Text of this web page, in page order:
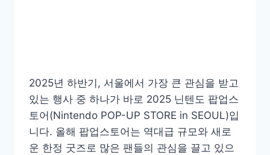
2025년 하반기, 서울에서 가장 큰 관심을 받고
있는 행사 중 하나가 바로 2025 닌텐도 팝업스
토어(Nintendo POP-UP STORE in SEOUL)입
니다. 올해 팝업스토어는 역대급 규모와 새로
운 한정 굿즈로 많은 팬들의 관심을 끌고 있으